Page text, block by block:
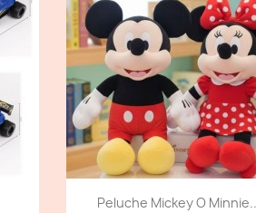
Vista detallada
Peluche Mickey O